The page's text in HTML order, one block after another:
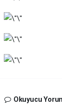
Okuyucu